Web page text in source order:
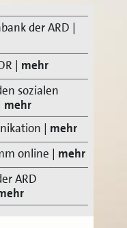
der ARD |
| mehr
sozialen
mehr
| mehr
online | mehr
ARD